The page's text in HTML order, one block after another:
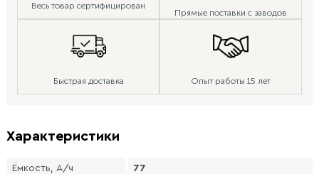
Весь товар сертифицирован
Прямые поставки с заводов
Быстрая доставка Опыт работы 15 лет
Характеристики
Ёмкость, А/ч 77